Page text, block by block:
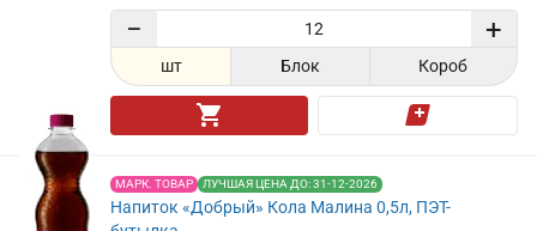
− +
шт Блок Короб
МАРК. ТОВАР ЛУЧШАЯ ЦЕНА ДО: 31-12-2026
Напиток «Добрый» Кола Малина 0,5л, ПЭТ-